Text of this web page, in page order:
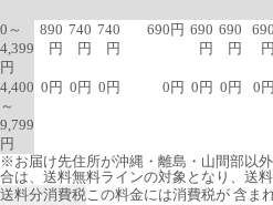
0～
4,399
円
890
円
740
円
740
円
690円 690
円
690
円
690
円
4,400
～
9,799
円
0円 0円 0円 0円 0円 0円 0円
※お届け先住所が沖縄・離島・山間部以
合は、送料無料ラインの対象となり、送料
送料分消費税この料金には消費税が 含ま